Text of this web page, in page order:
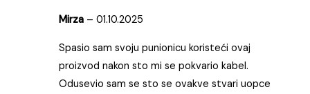
Mirza – 01.10.2025
Spasio sam svoju punionicu koristeći ovaj
proizvod nakon sto mi se pokvario kabel.
Odusevio sam se sto se ovakve stvari uopce